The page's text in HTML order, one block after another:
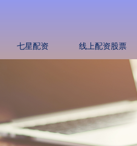
七星配资 线上配资股票